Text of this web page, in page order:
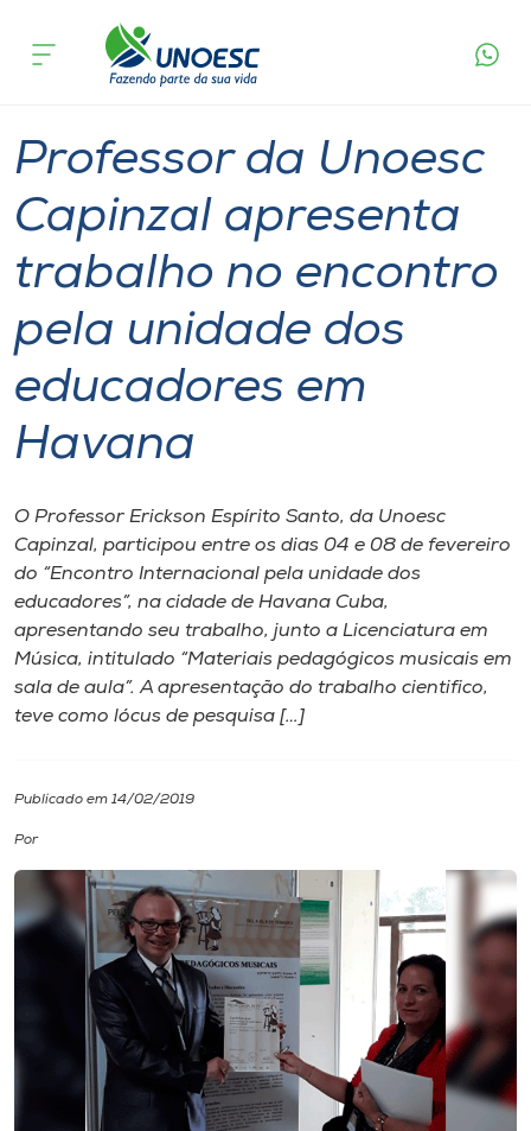
Cursos
Pesquisa
Atendimento ao Estudante
Portal de Ensino
Unoesc
Internacionalização
I.nova
Diplomados
Cultura
CPA
Biblioteca
Editora
Museu
acontece
educadores em Havana
Professor da Unoesc
Capinzal apresenta
trabalho no encontro
pela unidade dos
educadores em
Havana
O Professor Erickson Espírito Santo, da Unoesc
Capinzal, participou entre os dias 04 e 08 de fevereiro
do “Encontro Internacional pela unidade dos
educadores”, na cidade de Havana Cuba,
apresentando seu trabalho, junto a Licenciatura em
Música, intitulado “Materiais pedagógicos musicais em
sala de aula”. A apresentação do trabalho cientifico,
teve como lócus de pesquisa […]
Publicado em 14/02/2019
Por